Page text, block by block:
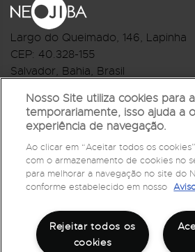
Largo do Queimado, 146, Lapinha
CEP: 40.328-155
Salvador, Bahia, Brasil
R.Monte Castelo Nº 62, Bairro
CEP: 40.301-210
Salvador, Bahia, Brasil
Telefone:(71) 3032-1073
Nosso Site utiliza cookies para
temporariamente, isso ajuda a
experiência de navegação.
Ao clicar em “Aceitar todos os
com o armazenamento de cookies no
para melhorar a navegação no site do
conforme estabelecido em nosso
Rejeitar todos os
cookies